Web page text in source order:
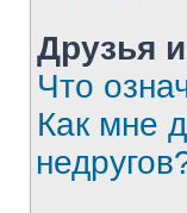
Друзья
Что
Как мне